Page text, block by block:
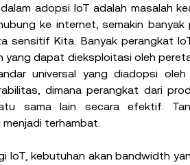
adopsi IoT adalah masalah
ke internet, semakin
sensitif Kita. Banyak perangkat
yang dapat dieksploitasi oleh
universal yang diadopsi
dimana perangkat dari
sama lain secara efektif.
terhambat.
IoT, kebutuhan akan bandwidth